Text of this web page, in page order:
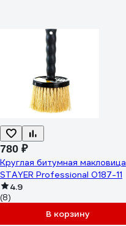
780 ₽
Круглая битумная макловица
STAYER Professional 0187-11
4.9
(8)
В корзину